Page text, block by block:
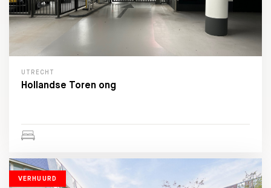
UTRECHT
Hollandse Toren ong
VERHUURD